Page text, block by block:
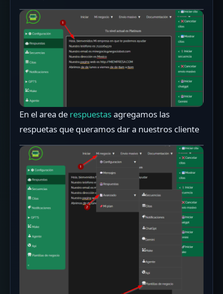
En el area de respuestasagregamos las
respuetas que queramos dar a nuestros cliente